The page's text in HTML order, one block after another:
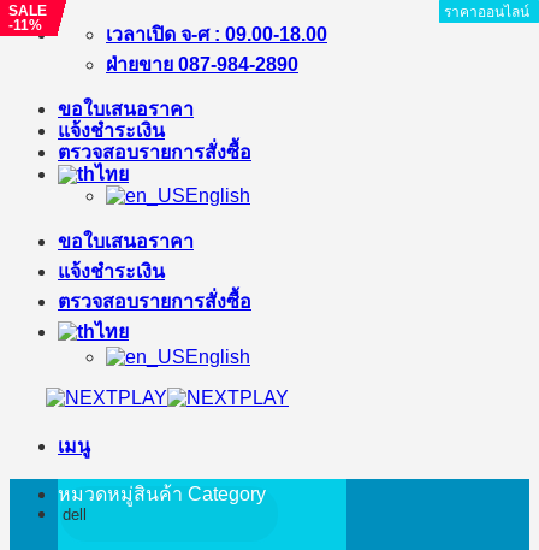
ข้าม
เนื้อหา
เวลาเปิด จ-ศ : 09.00-18.00
ฝ่ายขาย 087-984-2890
ขอใบเสนอราคา
แจ้งชำระเงิน
ตรวจสอบรายการสั่งซื้อ
ไทย
English
ขอใบเสนอราคา
แจ้งชำระเงิน
ตรวจสอบรายการสั่งซื้อ
ไทย
English
เมนู
ค้นหา:
หมวดหมู่สินค้า Category
ราคาออนไลน์
SALE
-3%
ราคาออนไลน์
SALE
-5%
ราคาออนไลน์
SALE
-6%
ราคาออนไลน์
SALE
-1%
ราคาออนไลน์
SALE
-23%
ราคาออนไลน์
SALE
-11%
SALE
-11%
ราคาออนไลน์
SALE
-27%
ราคาออนไลน์
SALE
-9%
ราคาออนไลน์
SALE
-33%
ราคาออนไลน์
SALE
-9%
ราคาออนไลน์
ราคาออนไลน์
SALE
-23%
ราคาออนไลน์
SALE
-14%
ราคาออนไลน์
SALE
-39%
ราคาออนไลน์
SALE
-21%
ราคาออนไลน์
SALE
-4%
ราคาออนไลน์
SALE
-17%
ราคาออนไลน์
SALE
-14%
ราคาออนไลน์
SALE
-24%
ราคาออนไลน์
ราคาออนไลน์
SALE
-11%
ราคาออนไลน์
SALE
-9%
ราคาออนไลน์
SALE
-22%
ราคาออนไลน์
SALE
-15%
ราคาออนไลน์
SALE
-39%
ราคาออนไลน์
SALE
-40%
ราคาออนไลน์
SALE
-11%